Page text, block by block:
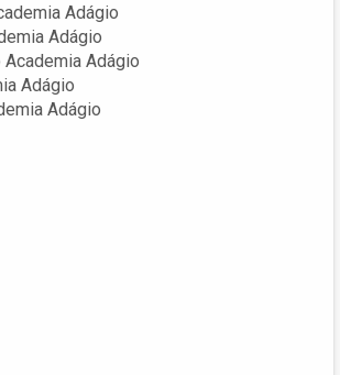
Adágio
Adágio
Adágio
Adágio
Adágio